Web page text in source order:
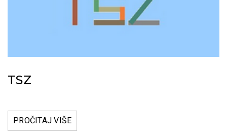
TSZ
PROČITAJ VIŠE